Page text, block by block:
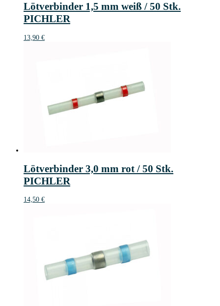
Lötverbinder 1,5 mm weiß / 50 Stk.
PICHLER
13,90 €
Lötverbinder 3,0 mm rot / 50 Stk.
PICHLER
14,50 €